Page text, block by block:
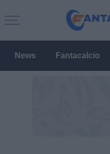
News Fantacalcio